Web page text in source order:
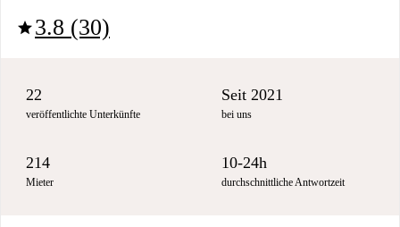
star3.8 (30)
22
veröffentlichte Unterkünfte
Seit 2021
bei uns
214
Mieter
10-24h
durchschnittliche Antwortzeit